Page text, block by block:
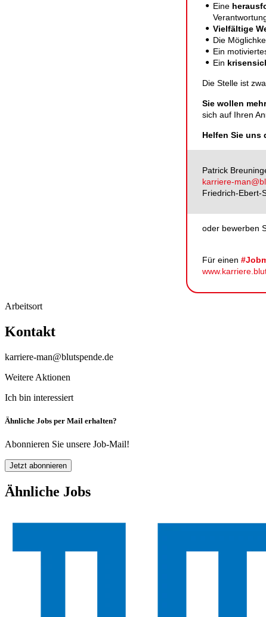
Eine
Vielfältige
Die
Ein
Ein
Die Stelle ist
Sie wollen
sich auf Ihren
Helfen Sie uns
Patrick
karriere-
Friedrich-Ebert-
oder bewerben
Für einen
Arbeitsort
Kontakt
karriere-man@blutspende.de
Weitere Aktionen
Ich bin interessiert
Ähnliche Jobs per Mail erhalten?
Abonnieren Sie unsere Job-Mail!
Jetzt abonnieren
Ähnliche Jobs